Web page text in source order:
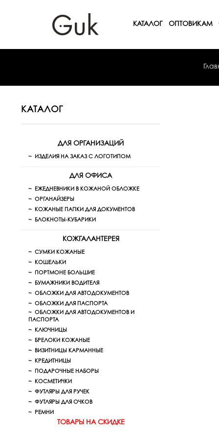
КАТАЛОГ ОПТОВИКАМ
КАТАЛОГ
ДЛЯ ОРГАНИЗАЦИЙ
ИЗДЕЛИЯ НА ЗАКАЗ С ЛОГОТИПОМ
ДЛЯ ОФИСА
ЕЖЕДНЕВНИКИ В КОЖАНОЙ ОБЛОЖКЕ
ОРГАНАЙЗЕРЫ
КОЖАНЫЕ ПАПКИ ДЛЯ ДОКУМЕНТОВ
БЛОКНОТЫ-КУБАРИКИ
КОЖГАЛАНТЕРЕЯ
СУМКИ КОЖАНЫЕ
КОШЕЛЬКИ
ПОРТМОНЕ БОЛЬШИЕ
БУМАЖНИКИ ВОДИТЕЛЯ
ОБЛОЖКИ ДЛЯ АВТОДОКУМЕНТОВ
ОБЛОЖКИ ДЛЯ ПАСПОРТА
ОБЛОЖКИ ДЛЯ АВТОДОКУМЕНТОВ И
ПАСПОРТА
КЛЮЧНИЦЫ
БРЕЛОКИ КОЖАНЫЕ
ВИЗИТНИЦЫ КАРМАННЫЕ
КРЕДИТНИЦЫ
ПОДАРОЧНЫЕ НАБОРЫ
КОСМЕТИЧКИ
ФУТЛЯРЫ ДЛЯ РУЧЕК
ФУТЛЯРЫ ДЛЯ ОЧКОВ
РЕМНИ
ТОВАРЫ НА СКИДКЕ